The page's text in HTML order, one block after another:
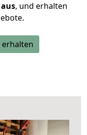
, und erhalten
erhalten